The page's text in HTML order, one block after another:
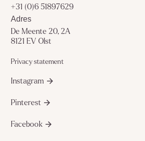
+31 (0)6 51897629
Adres
De Meente 20, 2A
8121 EV Olst
Privacy statement
Instagram
Pinterest
Facebook